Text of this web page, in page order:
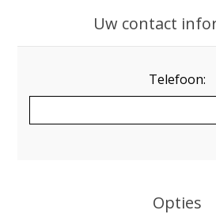
Uw contact
Telefoon:
Opties